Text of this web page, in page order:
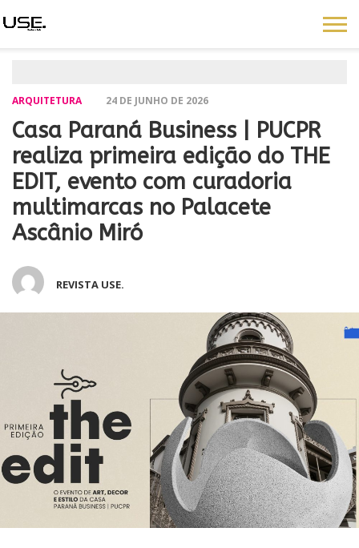
ARQUITETURA 24 DE JUNHO DE 2026
Casa Paraná Business | PUCPR
realiza primeira edição do THE
EDIT, evento com curadoria
multimarcas no Palacete
Ascânio Miró
REVISTA USE.